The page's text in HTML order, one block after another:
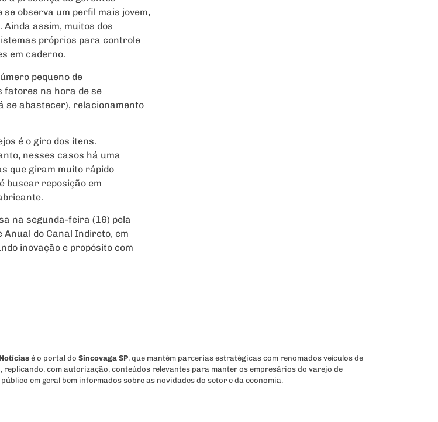
observa um perfil mais jovem,
assim, muitos dos
próprios para controle
em caderno.
pequeno de
fatores na hora de se
se abastecer), relacionamento
é o giro dos itens.
nesses casos há uma
que giram muito rápido
buscar reposição em
na segunda-feira (16) pela
Anual do Canal Indireto, em
inovação e propósito com
é o portal do Sincovaga SP, que mantém parcerias estratégicas com renomados veículos de
replicando, com autorização, conteúdos relevantes para manter os empresários do varejo de
em geral bem informados sobre as novidades do setor e da economia.